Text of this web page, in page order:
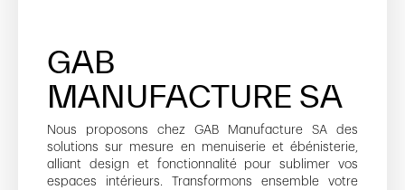
GAB
MANUFACTURE SA
Nous proposons chez GAB Manufacture SA des
solutions sur mesure en menuiserie et ébénisterie,
alliant design et fonctionnalité pour sublimer vos
espaces intérieurs. Transformons ensemble votre